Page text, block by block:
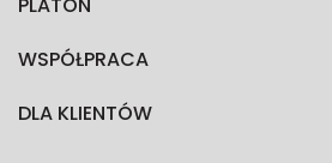
WSPÓŁPRACA
DLA KLIENTÓW